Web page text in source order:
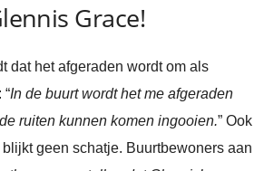
Grace!
dat het afgeraden wordt om als
In de buurt wordt het me afgeraden
ruiten kunnen komen ingooien.” Ook
geen schatje. Buurtbewoners aan